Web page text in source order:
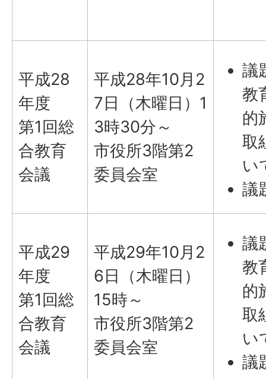
平成28
年度
第1回総
合教育
会議
平成28年10月2
7日（木曜日）1
3時30分～
市役所3階第2
委員会室
議
教
的
取
い
議
平成29
年度
第1回総
合教育
会議
平成29年10月2
6日（木曜日）
15時～
市役所3階第2
委員会室
議
教
的
取
い
議